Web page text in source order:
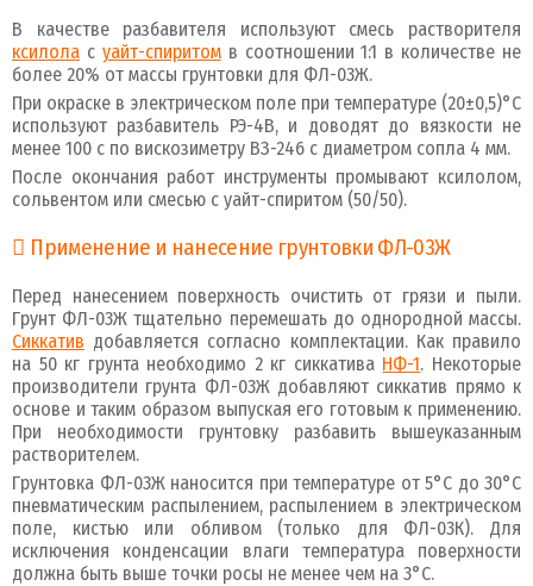
В качестве разбавителя используют смесь растворителя
ксилола с уайт-спиритомв соотношении 1:1 в количестве не
более 20% от массы грунтовки для ФЛ-03Ж.
При окраске в электрическом поле при температуре (20±0,5)°С
используют разбавитель РЭ-4В, и доводят до вязкости не
менее 100 с по вискозиметру ВЗ-246 с диаметром сопла 4 мм.
После окончания работ инструменты промывают ксилолом,
сольвентом или смесью с уайт-спиритом (50/50).
Применение и нанесение грунтовки ФЛ-03Ж
Перед нанесением поверхность очистить от грязи и пыли.
Грунт ФЛ-03Ж тщательно перемешать до однородной массы.
Сиккатив добавляется согласно комплектации. Как правило
на 50 кг грунта необходимо 2 кг сиккатива НФ-1. Некоторые
производители грунта ФЛ-03Ж добавляют сиккатив прямо к
основе и таким образом выпуская его готовым к применению.
При необходимости грунтовку разбавить вышеуказанным
растворителем.
Грунтовка ФЛ-03Ж наносится при температуре от 5°С до 30°С
пневматическим распылением, распылением в электрическом
поле, кистью или обливом (только для ФЛ-03К). Для
исключения конденсации влаги температура поверхности
должна быть выше точки росы не менее чем на 3°С.